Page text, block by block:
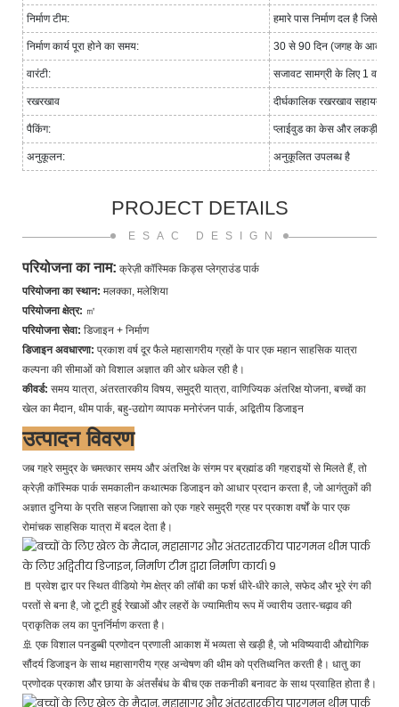
निर्माण टीम: हमारे पास निर्माण दल है जिसे
निर्माण कार्य पूरा होने का समय: 30 से 90 दिन (जगह के आकार पर
वारंटी: सजावट सामग्री के लिए 1 वर्ष की
रखरखाव दीर्घकालिक रखरखाव सहायता।
पैकिंग: प्लाईवुड का केस और लकड़ी का
अनुकूलन: अनुकूलित उपलब्ध है
PROJECT DETAILS
ESAC DESIGN
परियोजना का नाम: क्रेज़ी कॉस्मिक किड्स प्लेग्राउंड पार्क
परियोजना का स्थान: मलक्का, मलेशिया
परियोजना क्षेत्र: ㎡
परियोजना सेवा: डिजाइन + निर्माण
डिजाइन अवधारणा: प्रकाश वर्ष दूर फैले महासागरीय ग्रहों के पार एक महान साहसिक यात्रा
कल्पना की सीमाओं को विशाल अज्ञात की ओर धकेल रही है।
कीवर्ड: समय यात्रा, अंतरतारकीय विषय, समुद्री यात्रा, वाणिज्यिक अंतरिक्ष योजना, बच्चों का
खेल का मैदान, थीम पार्क, बहु-उद्योग व्यापक मनोरंजन पार्क, अद्वितीय डिजाइन
उत्पादन विवरण
जब गहरे समुद्र के चमत्कार समय और अंतरिक्ष के संगम पर ब्रह्मांड की गहराइयों से मिलते हैं, तो
क्रेज़ी कॉस्मिक पार्क समकालीन कथात्मक डिजाइन को आधार प्रदान करता है, जो आगंतुकों की
अज्ञात दुनिया के प्रति सहज जिज्ञासा को एक गहरे समुद्री ग्रह पर प्रकाश वर्षों के पार एक
रोमांचक साहसिक यात्रा में बदल देता है।
🚪 प्रवेश द्वार पर स्थित वीडियो गेम क्षेत्र की लॉबी का फर्श धीरे-धीरे काले, सफेद और भूरे रंग की
परतों से बना है, जो टूटी हुई रेखाओं और लहरों के ज्यामितीय रूप में ज्वारीय उतार-चढ़ाव की
प्राकृतिक लय का पुनर्निर्माण करता है।
🚢 एक विशाल पनडुब्बी प्रणोदन प्रणाली आकाश में भव्यता से खड़ी है, जो भविष्यवादी औद्योगिक
सौंदर्य डिजाइन के साथ महासागरीय ग्रह अन्वेषण की थीम को प्रतिध्वनित करती है। धातु का
प्रणोदक प्रकाश और छाया के अंतर्संबंध के बीच एक तकनीकी बनावट के साथ प्रवाहित होता है।